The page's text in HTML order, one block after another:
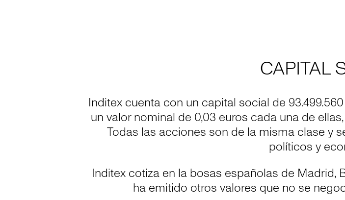
CAPITAL
Inditex cuenta con un capital social de
un valor nominal de 0,03 euros cada una de
Todas las acciones son de la misma clase y
políticos y
Inditex cotiza en la bosas españolas de Madrid,
ha emitido otros valores que no se